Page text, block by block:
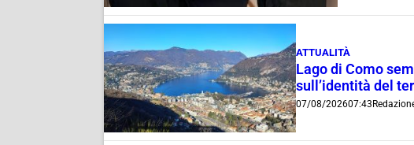
ATTUALITÀ
Lago di Como
sull’identità del
07/08/202607:43